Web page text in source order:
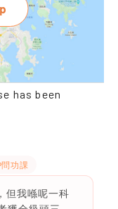
has been
功課
但我喺呢一科